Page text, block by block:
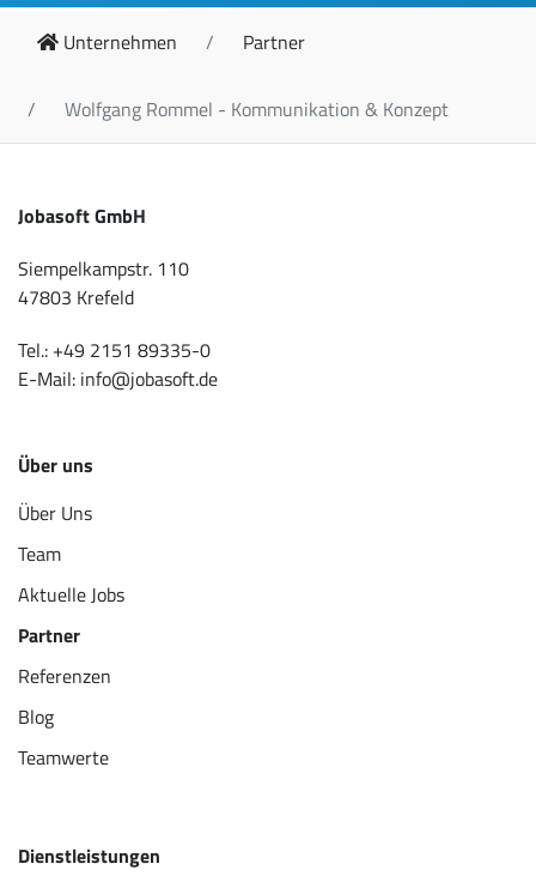
Unternehmen Partner
Wolfgang Rommel - Kommunikation & Konzept
Jobasoft GmbH
Siempelkampstr. 110
47803 Krefeld
Tel.: +49 2151 89335-0
E-Mail: info@jobasoft.de
Über uns
Über Uns
Team
Aktuelle Jobs
Partner
Referenzen
Blog
Teamwerte
Dienstleistungen